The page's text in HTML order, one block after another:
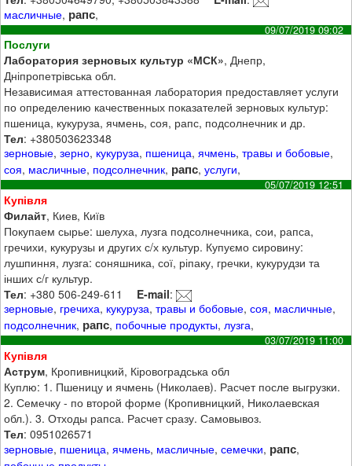
масличные, рапс,
09/07/2019 09:02
Послуги
Лаборатория зерновых культур «МСК», Днепр,
Дніпропетрівська обл.
Независимая аттестованная лаборатория предоставляет услуги
по определению качественных показателей зерновых культур:
пшеница, кукуруза, ячмень, соя, рапс, подсолнечник и др.
Тел: +380503623348
зерновые,зерно, кукуруза, пшеница,ячмень,травы и бобовые,
соя, масличные, подсолнечник, рапс,услуги,
05/07/2019 12:51
Купівля
Филайт, Киев, Київ
Покупаем сырье: шелуха, лузга подсолнечника, сои, рапса,
гречихи, кукурузы и других с/х культур. Купуємо сировину:
лушпиння, лузга: соняшника, сої, ріпаку, гречки, кукурудзи та
інших с/г культур.
Тел: +380 506-249-611 E-mail:
зерновые, гречиха, кукуруза,травы и бобовые,соя, масличные,
подсолнечник, рапс, побочные продукты,лузга,
03/07/2019 11:00
Купівля
Аструм, Кропивницкий, Кіровоградська обл
Куплю: 1. Пшеницу и ячмень (Николаев). Расчет после выгрузки.
2. Семечку - по второй форме (Кропивницкий, Николаевская
обл.). 3. Отходы рапса. Расчет сразу. Самовывоз.
Тел: 0951026571
зерновые, пшеница,ячмень, масличные,семечки, рапс,